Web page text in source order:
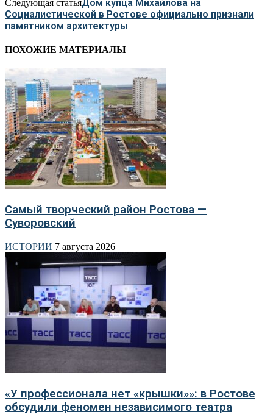
Следующая статьяДом купца Михайлова на
Социалистической в Ростове официально признали
памятником архитектуры
ПОХОЖИЕ МАТЕРИАЛЫ
Самый творческий район Ростова —
Суворовский
ИСТОРИИ 7 августа 2026
«У профессионала нет «крышки»»: в Ростове
обсудили феномен независимого театра